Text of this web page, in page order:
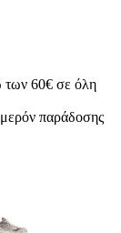
60€ σε όλη
παράδοσης